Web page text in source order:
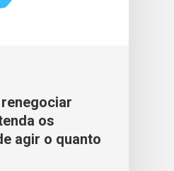
os
agir o quanto